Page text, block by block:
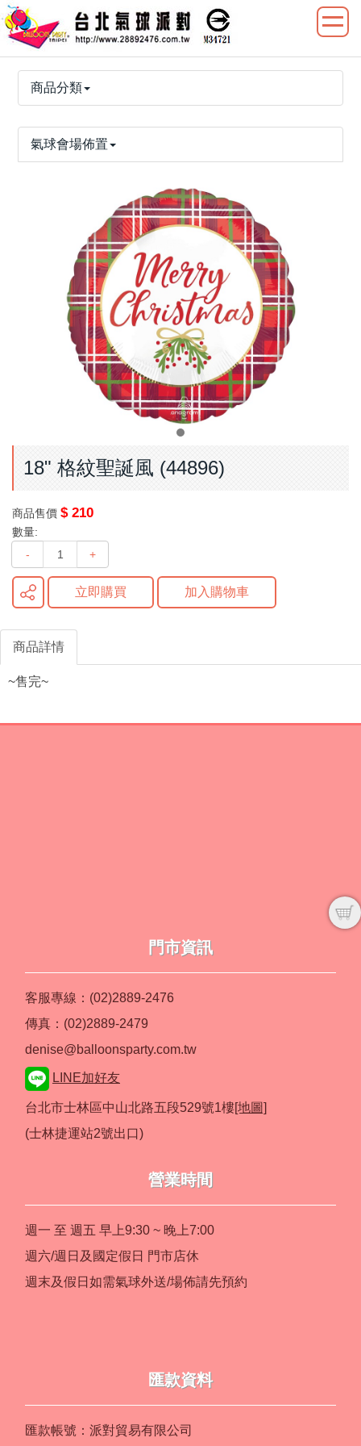
商品分類
氣球會場佈置
18" 格紋聖誕風 (44896)
商品售價 $ 210
數量:
-
+
立即購買 加入購物車
商品詳情
~售完~
門市資訊
客服專線：(02)2889-2476
傳真：(02)2889-2479
denise@balloonsparty.com.tw
LINE加好友
台北市士林區中山北路五段529號1樓[地圖]
(士林捷運站2號出口)
營業時間
週一 至 週五 早上9:30 ~ 晚上7:00
週六/週日及國定假日 門市店休
週末及假日如需氣球外送/場佈請先預約
匯款資料
匯款帳號：派對貿易有限公司